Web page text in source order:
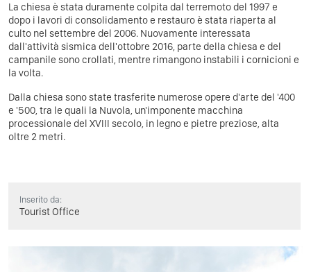
La chiesa è stata duramente colpita dal terremoto del 1997 e
dopo i lavori di consolidamento e restauro è stata riaperta al
culto nel settembre del 2006. Nuovamente interessata
dall'attività sismica dell'ottobre 2016, parte della chiesa e del
campanile sono crollati, mentre rimangono instabili i cornicioni e
la volta.
Dalla chiesa sono state trasferite numerose opere d'arte del '400
e '500, tra le quali la Nuvola, un'imponente macchina
processionale del XVIII secolo, in legno e pietre preziose, alta
oltre 2 metri.
Inserito da:
Tourist Office